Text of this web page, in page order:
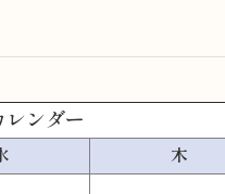
ンダー
木